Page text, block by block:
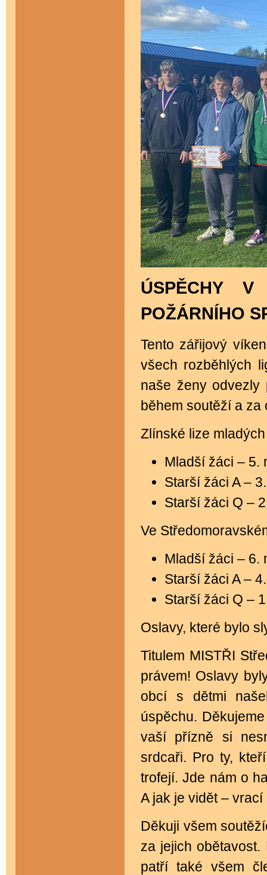
ÚSPĚCHY
POŽÁRNÍHO
Tento zářijový
všech rozběhlých
naše ženy odvezly
během soutěží a za
Zlínské lize
Mladší žáci – 5.
Starší žáci A –
Starší žáci Q –
Ve
Mladší žáci – 6.
Starší žáci A –
Starší žáci Q –
Oslavy, které bylo
Titulem MISTŘI
právem! Oslavy
obcí s dětmi
úspěchu.
vaší přízně si
srdcaři. Pro ty,
trofejí. Jde nám o
A jak je vidět –
Děkuji všem
za jejich
patří také všem